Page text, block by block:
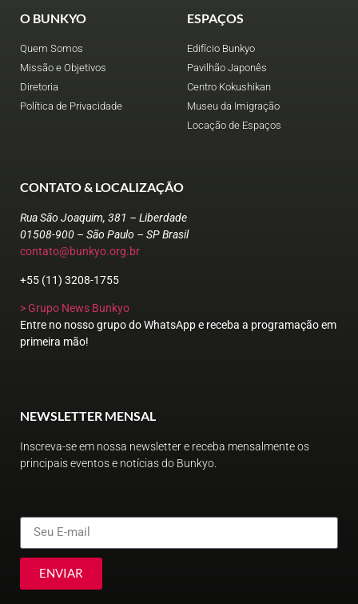
O BUNKYO
Quem Somos
Missão e Objetivos
Diretoria
Política de Privacidade
ESPAÇOS
Edifício Bunkyo
Pavilhão Japonês
Centro Kokushikan
Museu da Imigração
Locação de Espaços
CONTATO & LOCALIZAÇÃO
Rua São Joaquim, 381 – Liberdade
01508-900 – São Paulo – SP Brasil
contato@bunkyo.org.br
+55 (11) 3208-1755
> Grupo News Bunkyo
Entre no nosso grupo do WhatsApp e receba a programação em
primeira mão!
NEWSLETTER MENSAL
Inscreva-se em nossa newsletter e receba mensalmente os
principais eventos e notícias do Bunkyo.
ENVIAR